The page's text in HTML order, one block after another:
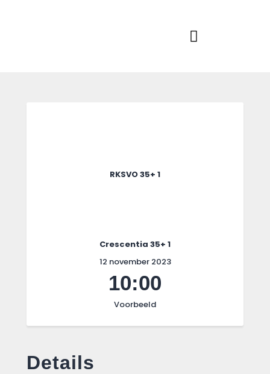
RKSVO 35+ 1
Crescentia 35+ 1
12 november 2023
10:00
Voorbeeld
Details